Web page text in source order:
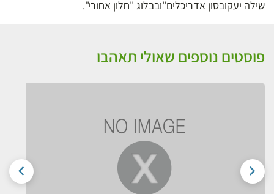
שילה יעקובסון אדריכלים"ובבלוג "חלון אחורי".
פוסטים נוספים שאולי תאהבו